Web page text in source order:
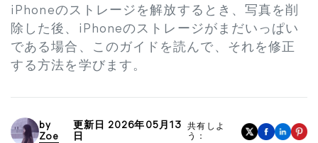
iPhoneのストレージを解放するとき、写真を削
除した後、iPhoneのストレージがまだいっぱい
である場合、このガイドを読んで、それを修正
する方法を学びます。
by
Zoe
更新日 2026年05月13
日
共有しよ
う：